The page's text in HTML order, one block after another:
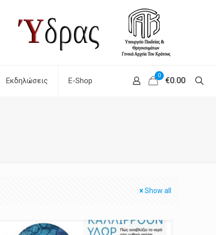
Εκδηλώσεις E-Shop
0
€0.00
Show all